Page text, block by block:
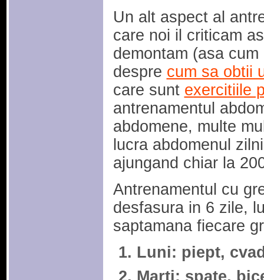
Un alt aspect al
care noi il criticam
demontam (asa
despre cum sa obtii
care sunt exercitiile
antrenamentul
abdomene, multe
lucra abdomenul
ajungand chiar la
Antrenamentul cu
desfasura in 6 zile,
saptamana fiecare
Luni: piept,
Marti: spate,